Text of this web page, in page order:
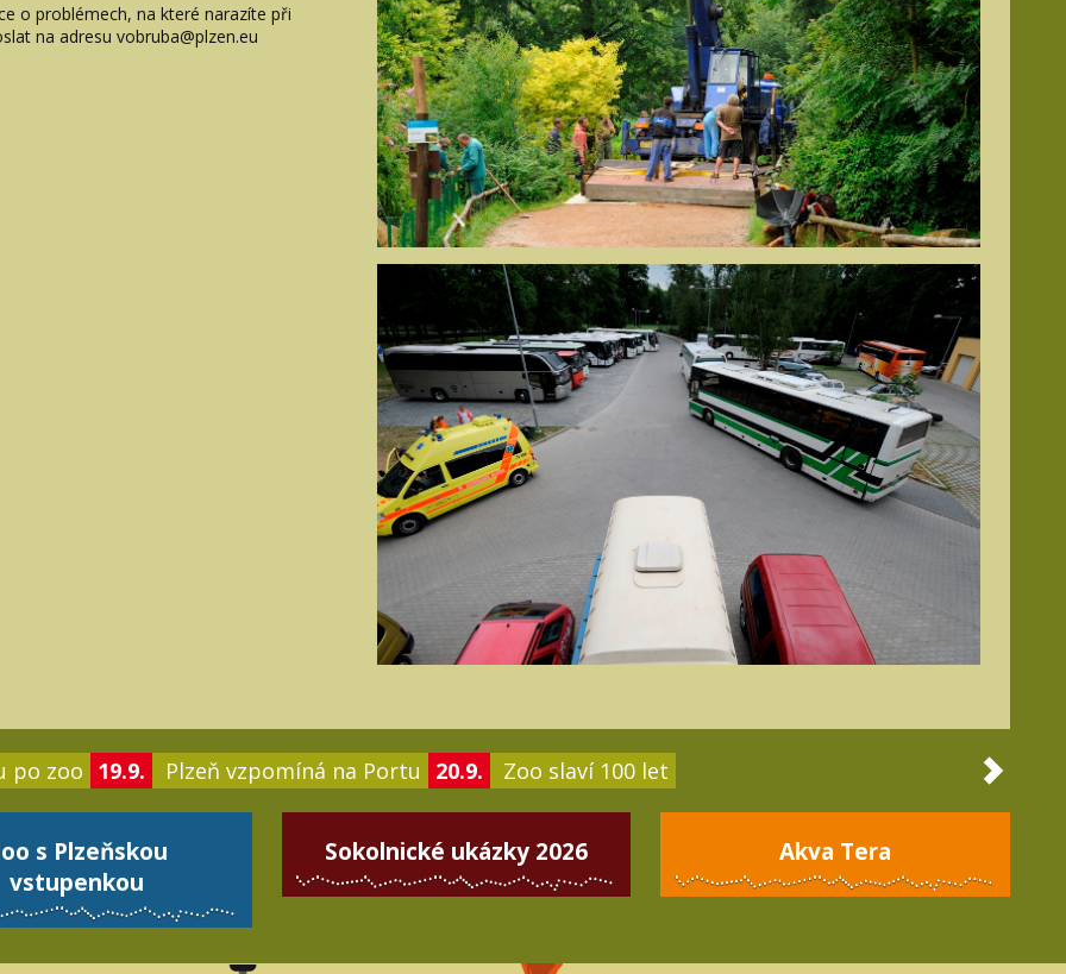
o problémech, na které narazíte při
na adresu vobruba@plzen.eu
po zoo 19.9. Plzeň vzpomíná na Portu 20.9. Zoo slaví 100 let
s Plzeňskou
vstupenkou
Sokolnické ukázky 2026 Akva Tera